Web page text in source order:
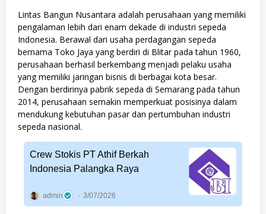
Lintas Bangun Nusantara adalah perusahaan yang memiliki
pengalaman lebih dari enam dekade di industri sepeda
Indonesia. Berawal dari usaha perdagangan sepeda
bernama Toko Jaya yang berdiri di Blitar pada tahun 1960,
perusahaan berhasil berkembang menjadi pelaku usaha
yang memiliki jaringan bisnis di berbagai kota besar.
Dengan berdirinya pabrik sepeda di Semarang pada tahun
2014, perusahaan semakin memperkuat posisinya dalam
mendukung kebutuhan pasar dan pertumbuhan industri
sepeda nasional.
Crew Stokis PT Athif Berkah
Indonesia Palangka Raya
admin 3/07/2026